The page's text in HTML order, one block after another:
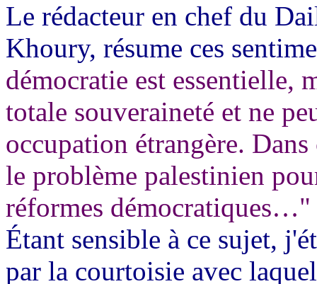
Le rédacteur en chef du
Khoury, résume ces
démocratie est essentielle,
totale souveraineté et ne
occupation étrangère.
le problème palestinien
réformes démocratiques…"
Étant sensible à ce sujet,
par la courtoisie avec